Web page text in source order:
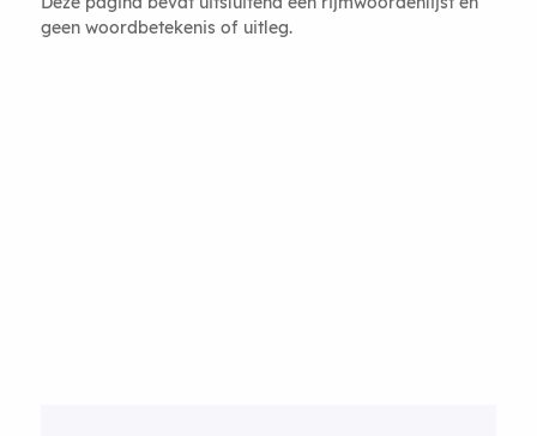
geen woordbetekenis of uitleg.